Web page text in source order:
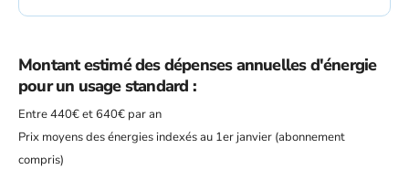
Montant estimé des dépenses annuelles d'énergie
pour un usage standard :
Entre 440€ et 640€ par an
Prix moyens des énergies indexés au 1er janvier (abonnement
compris)